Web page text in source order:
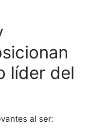
líder del
al ser: